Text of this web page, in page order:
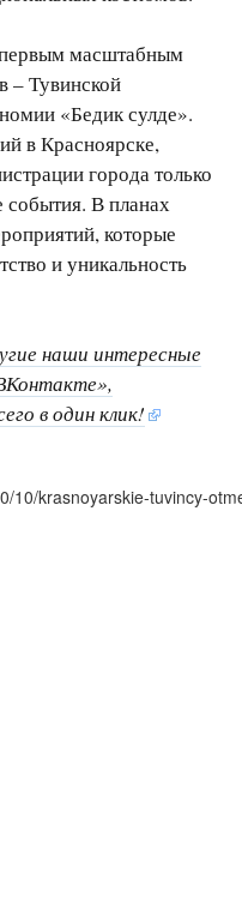
масштабным
– Тувинской
«Бедик сулде».
в Красноярске,
города только
события. В планах
которые
и уникальность
наши интересные
в один клик!
10/krasnoyarskie-tuvincy-